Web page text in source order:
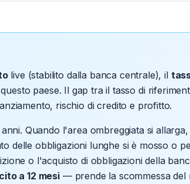
live (stabilito dalla banca centrale), il
paese. Il gap tra il tasso di
rischio di credito e profitto.
Quando l'area ombreggiata si
delle obbligazioni lunghe si è mosso o
o l'acquisto di obbligazioni della
a 12 mesi— prende la scommessa del